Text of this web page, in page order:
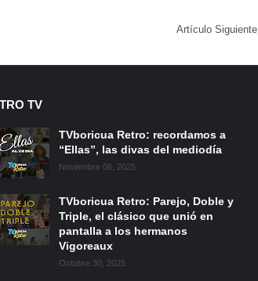
Artículo Siguiente
TV
TVboricua Retro: recordamos a
“Ellas”, las divas del mediodía
Noviembre 06, 2025
TVboricua Retro: Parejo, Doble y
Triple, el clásico que unió en
pantalla a los hermanos
Vigoreaux
Octubre 30, 2025